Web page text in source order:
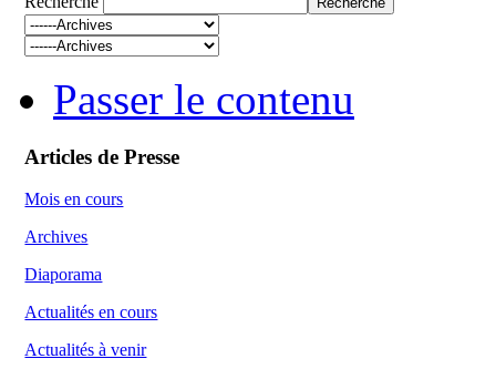
Passer le contenu
Articles de Presse
Mois en cours
Archives
Diaporama
Actualités en cours
Actualités à venir